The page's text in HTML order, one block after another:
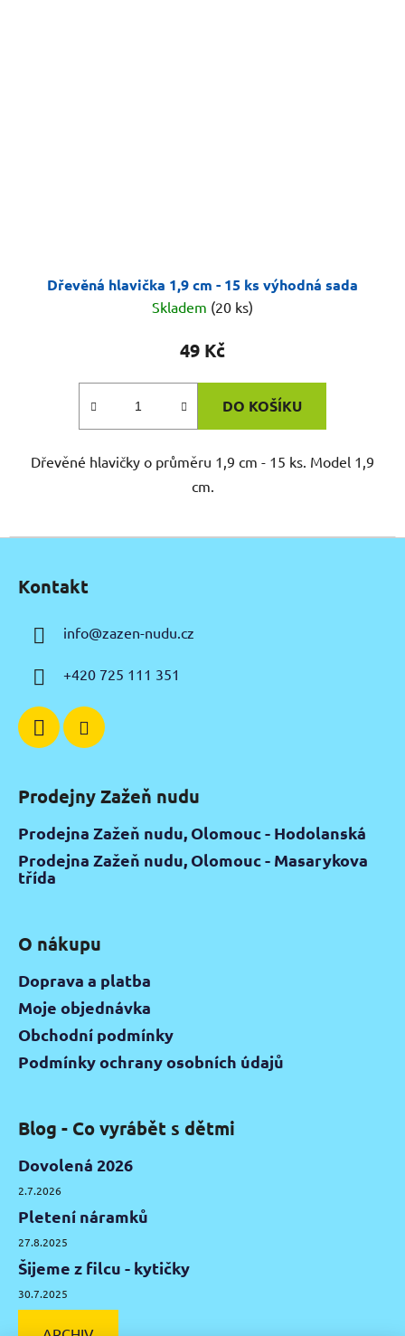
Dřevěná hlavička 1,9 cm - 15 ks výhodná sada
Skladem (20 ks)
49 Kč
DO KOŠÍKU
Dřevěné hlavičky o průměru 1,9 cm - 15 ks. Model 1,9
cm.
Kontakt
info@zazen-nudu.cz
+420 725 111 351
Prodejny Zažeň nudu
Prodejna Zažeň nudu, Olomouc - Hodolanská
Prodejna Zažeň nudu, Olomouc - Masarykova
třída
O nákupu
Doprava a platba
Moje objednávka
Obchodní podmínky
Podmínky ochrany osobních údajů
Blog - Co vyrábět s dětmi
Dovolená 2026
2.7.2026
Pletení náramků
27.8.2025
Šijeme z filcu - kytičky
30.7.2025